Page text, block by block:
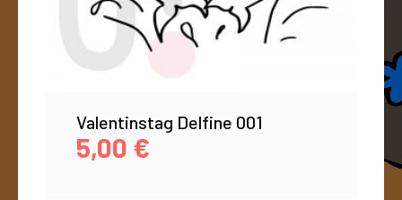
Valentinstag Delfine 001
5,00 €